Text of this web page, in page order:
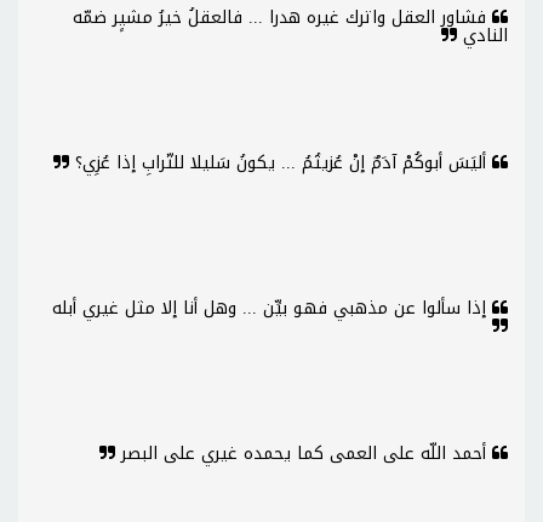
فشاور العقل واترك غيره هدرا ... فالعقلُ خيرُ مشيٍر ضمّه
النادي
أليَسَ أبوكُمْ آدَمٌ إنْ عُزيتُمُ ... يكونُ سَليلا للتّرابِ إذا عُزِي؟
إذا سألوا عن مذهبي فهو بيِّن ... وهل أنا إلا مثل غيري أبله
أحمد اللّه على العمى كما يحمده غيري على البصر